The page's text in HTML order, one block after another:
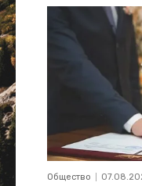
Общество